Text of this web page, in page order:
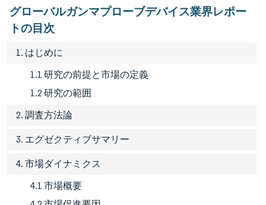
グローバルガンマプローブデバイス業界レポー
トの目次
1. はじめに
1.1 研究の前提と市場の定義
1.2 研究の範囲
2. 調査方法論
3. エグゼクティブサマリー
4. 市場ダイナミクス
4.1 市場概要